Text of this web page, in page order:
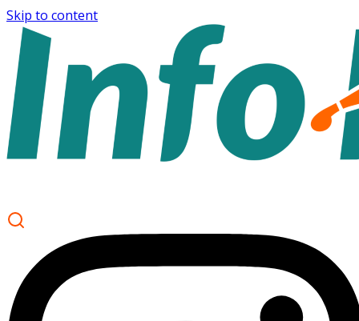
Skip to content